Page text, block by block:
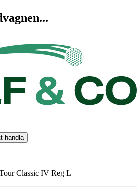
handla
Classic IV Reg L